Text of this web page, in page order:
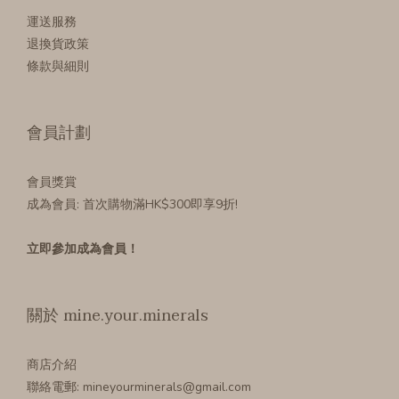
運送服務
退換貨政策
條款與細則
會員計劃
會員獎賞
成為會員: 首次購物滿HK$300即享9折!
立即參加成為會員！
關於 mine.your.minerals
商店介紹
聯絡電郵: mineyourminerals@gmail.com